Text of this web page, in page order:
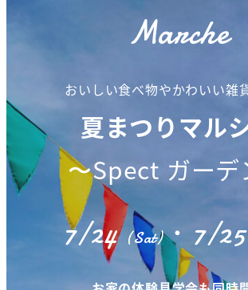
Marche
おいしい食べ物やかわいい雑
夏まつりマル
〜Spect ガーデ
7/24(Sat)・7/25